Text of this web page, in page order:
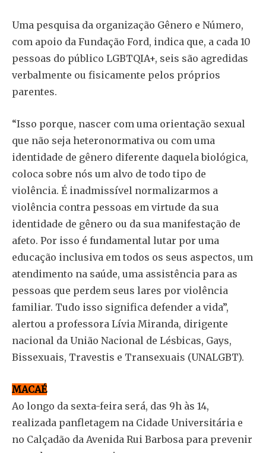
Uma pesquisa da organização Gênero e Número,
com apoio da Fundação Ford, indica que, a cada 10
pessoas do público LGBTQIA+, seis são agredidas
verbalmente ou fisicamente pelos próprios
parentes.
“Isso porque, nascer com uma orientação sexual
que não seja heteronormativa ou com uma
identidade de gênero diferente daquela biológica,
coloca sobre nós um alvo de todo tipo de
violência. É inadmissível normalizarmos a
violência contra pessoas em virtude da sua
identidade de gênero ou da sua manifestação de
afeto. Por isso é fundamental lutar por uma
educação inclusiva em todos os seus aspectos, um
atendimento na saúde, uma assistência para as
pessoas que perdem seus lares por violência
familiar. Tudo isso significa defender a vida”,
alertou a professora Lívia Miranda, dirigente
nacional da União Nacional de Lésbicas, Gays,
Bissexuais, Travestis e Transexuais (UNALGBT).
MACAÉ
Ao longo da sexta-feira será, das 9h às 14,
realizada panfletagem na Cidade Universitária e
no Calçadão da Avenida Rui Barbosa para prevenir